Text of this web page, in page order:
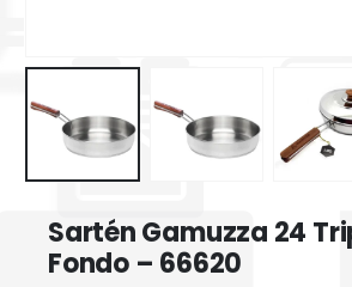
Sartén Gamuzza 24
Fondo – 66620